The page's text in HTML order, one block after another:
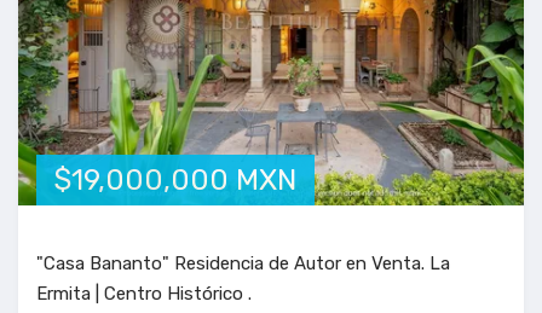
$19,000,000 MXN
"Casa Bananto" Residencia de Autor en Venta. La
Ermita | Centro Histórico .